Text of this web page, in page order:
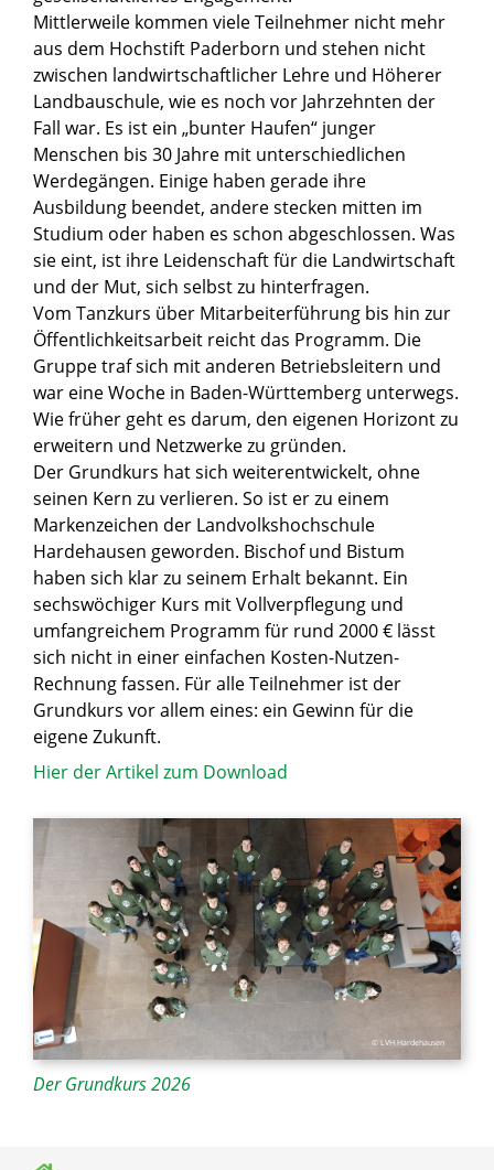
© LVH Hardehausen
Der Grundkurs 2026
Mittlerweile kommen viele Teilnehmer nicht mehr
aus dem Hochstift Paderborn und stehen nicht
zwischen landwirtschaftlicher Lehre und Höherer
Landbauschule, wie es noch vor Jahrzehnten der
Fall war. Es ist ein „bunter Haufen“ junger
Menschen bis 30 Jahre mit unterschiedlichen
Werdegängen. Einige haben gerade ihre
Ausbildung beendet, andere stecken mitten im
Studium oder haben es schon abgeschlossen. Was
sie eint, ist ihre Leidenschaft für die Landwirtschaft
und der Mut, sich selbst zu hinterfragen.
Vom Tanzkurs über Mitarbeiterführung bis hin zur
Öffentlichkeitsarbeit reicht das Programm. Die
Gruppe traf sich mit anderen Betriebsleitern und
war eine Woche in Baden-Württemberg unterwegs.
Wie früher geht es darum, den eigenen Horizont zu
erweitern und Netzwerke zu gründen.
Der Grundkurs hat sich weiterentwickelt, ohne
seinen Kern zu verlieren. So ist er zu einem
Markenzeichen der Landvolkshochschule
Hardehausen geworden. Bischof und Bistum
haben sich klar zu seinem Erhalt bekannt. Ein
sechswöchiger Kurs mit Vollverpflegung und
umfangreichem Programm für rund 2000 € lässt
sich nicht in einer einfachen Kosten-Nutzen-
Rechnung fassen. Für alle Teilnehmer ist der
Grundkurs vor allem eines: ein Gewinn für die
eigene Zukunft.
Hier der Artikel zum Download